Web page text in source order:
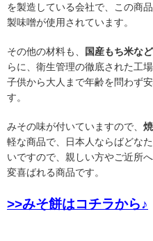
を製造している会社で、この商
製味噌が使用されています。
その他の材料も、 国産もち米な
らに、衛生管理の徹底された工
子供から大人まで年齢を問わず
す。
みその味が付いていますので、
軽な商品で、日本人ならばどな
いですので、親しい方やご近所
変喜ばれる商品です。
>>みそ餅はコチラから♪